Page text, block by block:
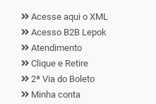
Acesse aqui o XML
Acesso B2B Lepok
Atendimento
Clique e Retire
2ª Via do Boleto
Minha conta